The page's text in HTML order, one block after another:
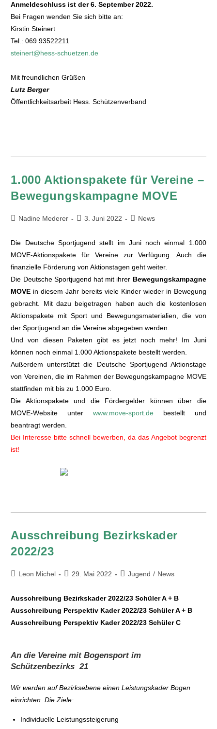
Anmeldeschluss ist der 6. September 2022.
Bei Fragen wenden Sie sich bitte an:
Kirstin Steinert
Tel.: 069 93522211
steinert@hess-schuetzen.de
Mit freundlichen Grüßen
Lutz Berger
Öffentlichkeitsarbeit Hess. Schützenverband
1.000 Aktionspakete für Vereine –
Bewegungskampagne MOVE
Nadine Mederer 3. Juni 2022 News
Die Deutsche Sportjugend stellt im Juni noch einmal 1.000
MOVE-Aktionspakete für Vereine zur Verfügung. Auch die
finanzielle Förderung von Aktionstagen geht weiter.
Die Deutsche Sportjugend hat mit ihrer Bewegungskampagne
MOVE in diesem Jahr bereits viele Kinder wieder in Bewegung
gebracht. Mit dazu beigetragen haben auch die kostenlosen
Aktionspakete mit Sport und Bewegungsmaterialien, die von
der Sportjugend an die Vereine abgegeben werden.
Und von diesen Paketen gibt es jetzt noch mehr! Im Juni
können noch einmal 1.000 Aktionspakete bestellt werden.
Außerdem unterstützt die Deutsche Sportjugend Aktionstage
von Vereinen, die im Rahmen der Bewegungskampagne MOVE
stattfinden mit bis zu 1.000 Euro.
Die Aktionspakete und die Fördergelder können über die
MOVE-Website unter www.move-sport.de bestellt und
beantragt werden.
Bei Interesse bitte schnell bewerben, da das Angebot begrenzt
ist!
Ausschreibung Bezirkskader
2022/23
Leon Michel 29. Mai 2022 Jugend / News
Ausschreibung Bezirkskader 2022/23 Schüler A + B
Ausschreibung Perspektiv Kader 2022/23 Schüler A + B
Ausschreibung Perspektiv Kader 2022/23 Schüler C
An die Vereine mit Bogensport im
Schützenbezirks 21
Wir werden auf Bezirksebene einen Leistungskader Bogen
einrichten. Die Ziele:
Individuelle Leistungssteigerung